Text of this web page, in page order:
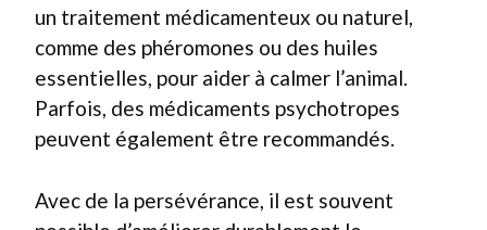
un traitement médicamenteux ou naturel,
comme des phéromones ou des huiles
essentielles, pour aider à calmer l’animal.
Parfois, des médicaments psychotropes
peuvent également être recommandés.
Avec de la persévérance, il est souvent